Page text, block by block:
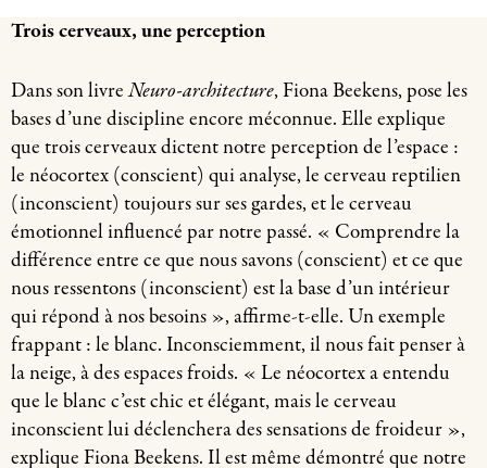
Trois cerveaux, une perception
Dans son livreNeuro-architecture, Fiona Beekens, pose les
bases d’une discipline encore méconnue. Elle explique
que trois cerveaux dictent notre perception de l’espace :
le néocortex (conscient) qui analyse, le cerveau reptilien
(inconscient) toujours sur ses gardes, et le cerveau
émotionnel influencé par notre passé. « Comprendre la
différence entre ce que nous savons (conscient) et ce que
nous ressentons (inconscient) est la base d’un intérieur
qui répond à nos besoins », affirme-t-elle. Un exemple
frappant : le blanc. Inconsciemment, il nous fait penser à
la neige, à des espaces froids. « Le néocortex a entendu
que le blanc c’est chic et élégant, mais le cerveau
inconscient lui déclenchera des sensations de froideur »,
explique Fiona Beekens. Il est même démontré que notre